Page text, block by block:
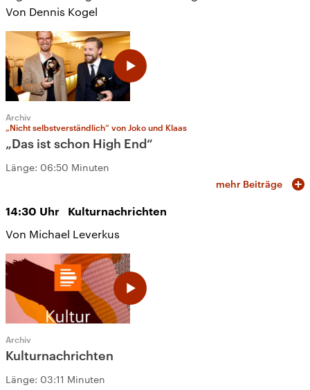
Von Dennis Kogel
Archiv
„Nicht selbstverständlich“ von Joko und Klaas
„Das ist schon High End“
Länge: 06:50 Minuten
mehr Beiträge
14:30 Uhr Kulturnachrichten
Von Michael Leverkus
Archiv
Kulturnachrichten
Länge: 03:11 Minuten